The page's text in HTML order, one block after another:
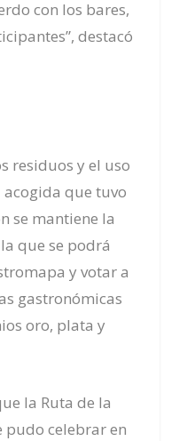
con los bares,
destacó
residuos y el uso
que tuvo
se mantiene la
que se podrá
y votar a
gastronómicas
oro, plata y
la Ruta de la
pudo celebrar en